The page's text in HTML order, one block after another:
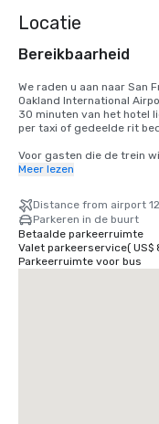
Locatie
Bereikbaarheid
We raden u aan naar San
Oakland International
30 minuten van het hotel
per taxi of gedeelde rit
Voor gasten die de trein
(BART) elke 15-20
internationale terminal.
Station. Het Palace Hotel
Montgomery Street,
kosten bedragen $8,65.
Meer lezen
Distance from airport
Parkeren in de buurt
Betaalde parkeerruimte
Valet parkeerservice( US$
Parkeerruimte voor bus